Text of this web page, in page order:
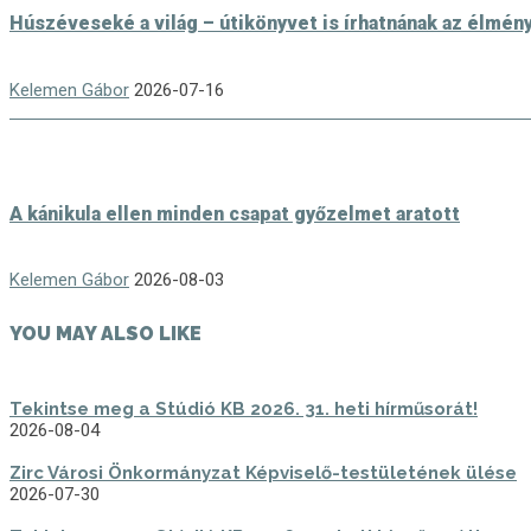
Húszéveseké a világ – útikönyvet is írhatnának az
Kelemen Gábor 2026-07-16
A kánikula ellen minden csapat győzelmet aratott
Kelemen Gábor 2026-08-03
YOU MAY ALSO LIKE
Tekintse meg a Stúdió KB 2026. 31. heti hírműsorát!
2026-08-04
Zirc Városi Önkormányzat Képviselő-testületének ülése
2026-07-30